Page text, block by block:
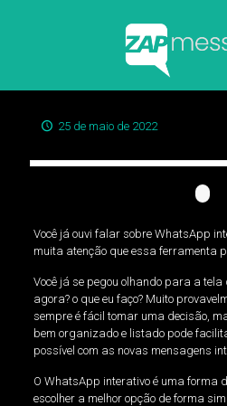
25 de maio de 2022
Você já ouvi falar sobre WhatsApp
muita atenção que essa ferramenta
Você já se pegou olhando para a tela
agora? o que eu faço? Muito
sempre é fácil tomar uma decisão,
bem organizado e listado pode
possível com as novas mensagens
O WhatsApp interativo é uma forma
escolher a melhor opção de forma